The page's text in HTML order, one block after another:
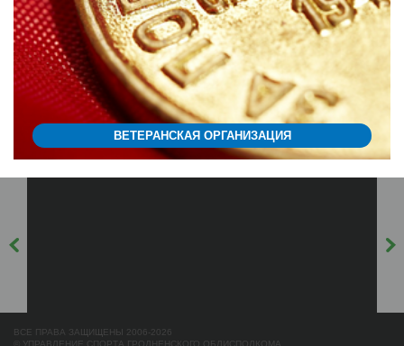
ВЕТЕРАНСКАЯ ОРГАНИЗАЦИЯ
ВСЕ ПРАВА ЗАЩИЩЕНЫ 2006-2026
© УПРАВЛЕНИЕ СПОРТА ГРОДНЕНСКОГО ОБЛИСПОЛКОМА